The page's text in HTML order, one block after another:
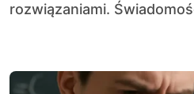
rozwiązaniami.